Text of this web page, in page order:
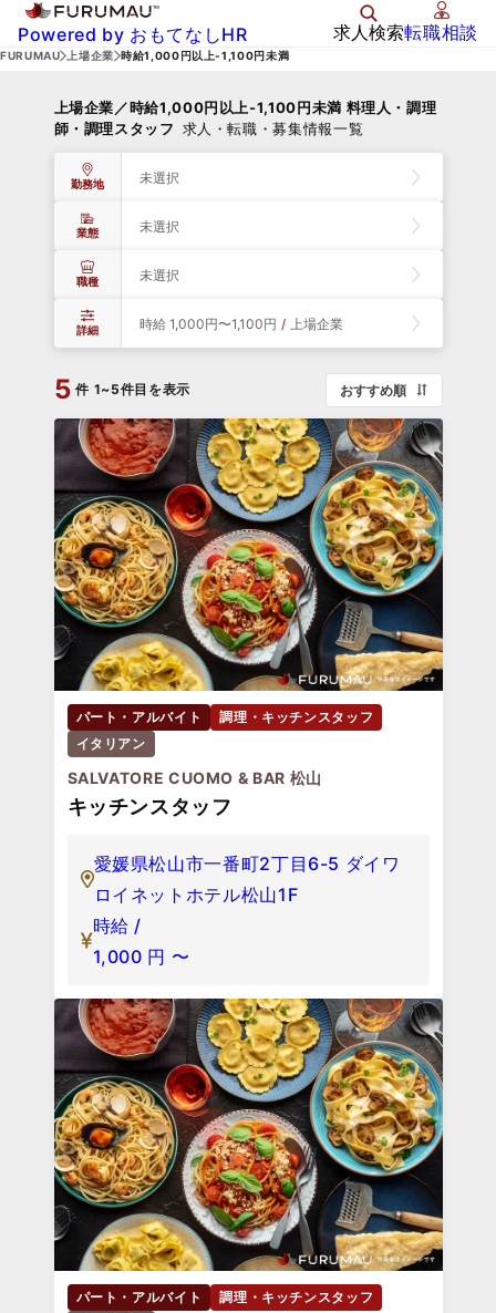
Powered by おもてなしHR 求人検索転職相談
FURUMAU 上場企業 時給1,000円以上-1,100円未満
上場企業／時給1,000円以上-1,100円未満 料理人・調理
師・調理スタッフ 求人・転職・募集情報一覧
勤務地 未選択
業態 未選択
職種 未選択
詳細 時給 1,000円〜1,100円 / 上場企業
5 件 1~5件目を表示 おすすめ順
パート・アルバイト
調理・キッチンスタッフ
イタリアン
SALVATORE CUOMO & BAR 松山
キッチンスタッフ
愛媛県松山市一番町2丁目6-5 ダイワ
ロイネットホテル松山1F
時給 /
1,000 円 〜
パート・アルバイト
調理・キッチンスタッフ